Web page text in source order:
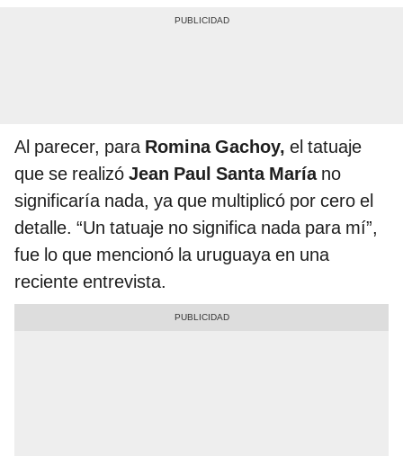
Al parecer, para Romina Gachoy, el tatuaje
que se realizó Jean Paul Santa María no
significaría nada, ya que multiplicó por cero el
detalle. “Un tatuaje no significa nada para mí”,
fue lo que mencionó la uruguaya en una
reciente entrevista.